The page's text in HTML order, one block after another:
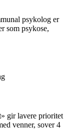
psykolog er
som psykose,
gir lavere prioritet
venner, sover 4